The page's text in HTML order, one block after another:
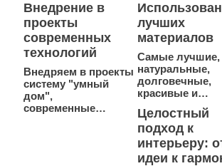
Внедрение в
проекты
современных
технологий
Внедряем в проекты
систему "умный
дом",
современные…
лучших
материалов
Самые лучшие,
натуральные,
долговечные,
красивые и…
Целостный
подход к
интерьеру:
идеи к